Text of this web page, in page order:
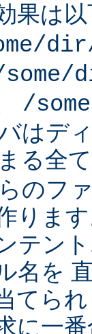
果は
/
はデ
る全
のフ
りま
テン
名を
てら
に一